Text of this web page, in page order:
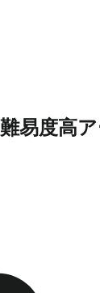
易度高